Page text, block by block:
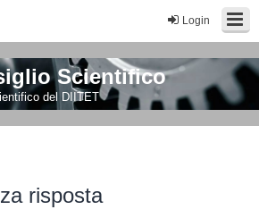
Login
Scientifico
del DIITET
risposta